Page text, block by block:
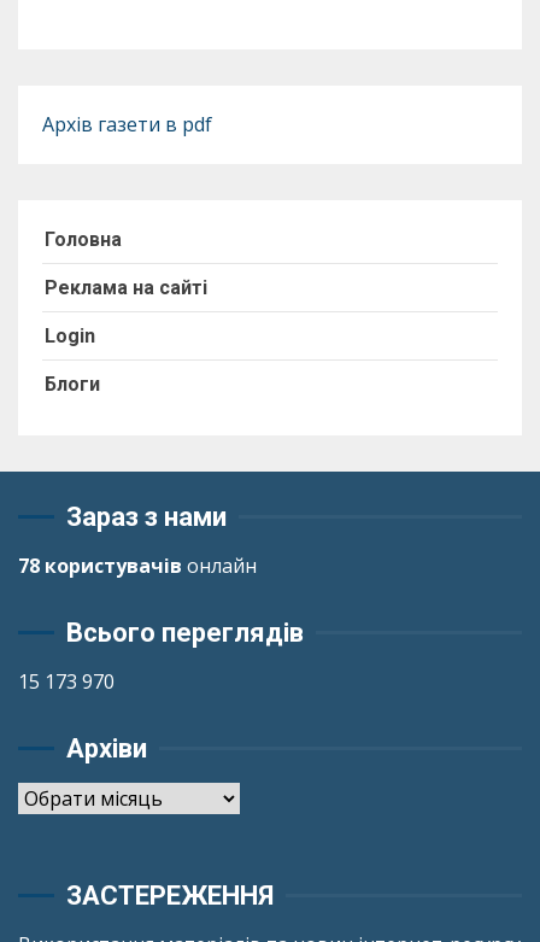
Архів газети в pdf
Головна
Реклама на сайті
Login
Блоги
Зараз з нами
78 користувачів онлайн
Всього переглядів
15 173 970
Архіви
Архіви
ЗАСТЕРЕЖЕННЯ